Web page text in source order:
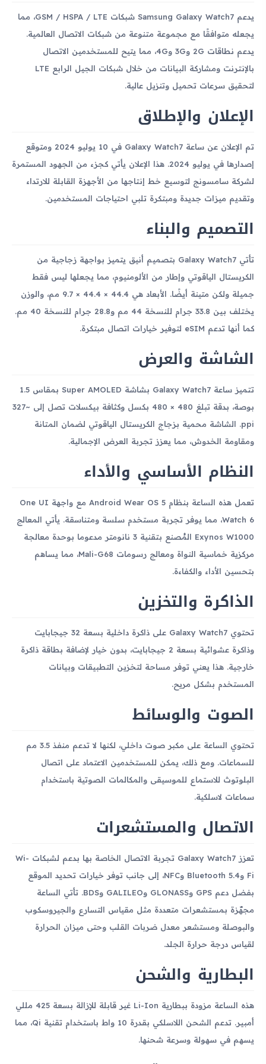
يدعم Samsung Galaxy Watch7 شبكات GSM / HSPA / LTE، مما
يجعله متوافقًا مع مجموعة متنوعة من شبكات الاتصال العالمية.
يدعم نطاقات 2G و3G و4G، مما يتيح للمستخدمين الاتصال
بالإنترنت ومشاركة البيانات من خلال شبكات الجيل الرابع LTE
لتحقيق سرعات تحميل وتنزيل عالية.
الإعلان والإطلاق
تم الإعلان عن ساعة Galaxy Watch7 في 10 يوليو 2024 ومتوقع
إصدارها في يوليو 2024. هذا الإعلان يأتي كجزء من الجهود المستمرة
لشركة سامسونج لتوسيع خط إنتاجها من الأجهزة القابلة للارتداء
وتقديم ميزات جديدة ومبتكرة تلبي احتياجات المستخدمين.
التصميم والبناء
تأتي Galaxy Watch7 بتصميم أنيق يتميز بواجهة زجاجية من
الكريستال الياقوتي وإطار من الألومنيوم، مما يجعلها ليس فقط
جميلة ولكن متينة أيضًا. الأبعاد هي 44.4 × 44.4 × 9.7 مم، والوزن
يختلف بين 33.8 جرام للنسخة 44 مم و28.8 جرام للنسخة 40 مم.
كما أنها تدعم eSIM لتوفير خيارات اتصال مبتكرة.
الشاشة والعرض
تتميز ساعة Galaxy Watch7 بشاشة Super AMOLED بمقاس 1.5
بوصة، بدقة تبلغ 480 × 480 بكسل وكثافة بيكسلات تصل إلى ~327
ppi. الشاشة محمية بزجاج الكريستال الياقوتي لضمان المتانة
ومقاومة الخدوش، مما يعزز تجربة العرض الإجمالية.
النظام الأساسي والأداء
تعمل هذه الساعة بنظام Android Wear OS 5 مع واجهة One UI
Watch 6، مما يوفر تجربة مستخدم سلسة ومتناسقة. يأتي المعالج
Exynos W1000 المُصنع بتقنية 3 نانومتر مدعوما بوحدة معالجة
مركزية خماسية النواة ومعالج رسومات Mali-G68، مما يساهم
بتحسين الأداء والكفاءة.
الذاكرة والتخزين
تحتوي Galaxy Watch7 على ذاكرة داخلية بسعة 32 جيجابايت
وذاكرة عشوائية بسعة 2 جيجابايت، بدون خيار لإضافة بطاقة ذاكرة
خارجية. هذا يعني توفر مساحة لتخزين التطبيقات وبيانات
المستخدم بشكل مريح.
الصوت والوسائط
تحتوي الساعة على مكبر صوت داخلي، لكنها لا تدعم منفذ 3.5 مم
للسماعات. ومع ذلك، يمكن للمستخدمين الاعتماد على اتصال
البلوتوث للاستماع للموسيقى والمكالمات الصوتية باستخدام
سماعات لاسلكية.
الاتصال والمستشعرات
تعزز Galaxy Watch7 تجربة الاتصال الخاصة بها بدعم لشبكات Wi-
Fi وBluetooth 5.4 وNFC، إلى جانب توفر خيارات تحديد الموقع
بفضل دعم GPS وGLONASS وGALILEO وBDS. تأتي الساعة
مجهّزة بمستشعرات متعددة مثل مقياس التسارع والجيروسكوب
والبوصلة ومستشعر معدل ضربات القلب وحتى ميزان الحرارة
لقياس درجة حرارة الجلد.
البطارية والشحن
هذه الساعة مزودة ببطارية Li-Ion غير قابلة للإزالة بسعة 425 مللي
أمبير. تدعم الشحن اللاسلكي بقدرة 10 واط باستخدام تقنية Qi، مما
يسهم في سهولة وسرعة شحنها.